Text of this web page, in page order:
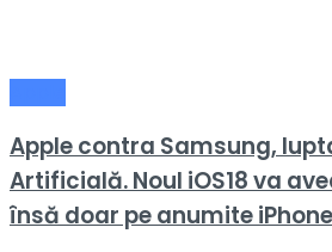
Apple contra Samsung,
Artificială. Noul iOS18 va
însă doar pe anumite